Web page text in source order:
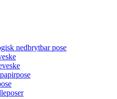
nedbrytbar pose